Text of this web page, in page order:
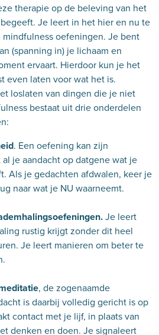
therapie op de beleving van het
Je leert in het hier en nu te
oefeningen. Je bent
(spanning in) je lichaam en
ervaart. Hierdoor kun je het
even laten voor wat het is.
loslaten van dingen die je niet
bestaat uit drie onderdelen
. Een oefening kan zijn
al je aandacht op datgene wat je
Als je gedachten afdwalen, keer je
naar wat je NU waarneemt.
Je leert
rustig krijgt zonder dit heel
Je leert manieren om beter te
, de zogenaamde
is daarbij volledig gericht is op
contact met je lijf, in plaats van
denken en doen. Je signaleert